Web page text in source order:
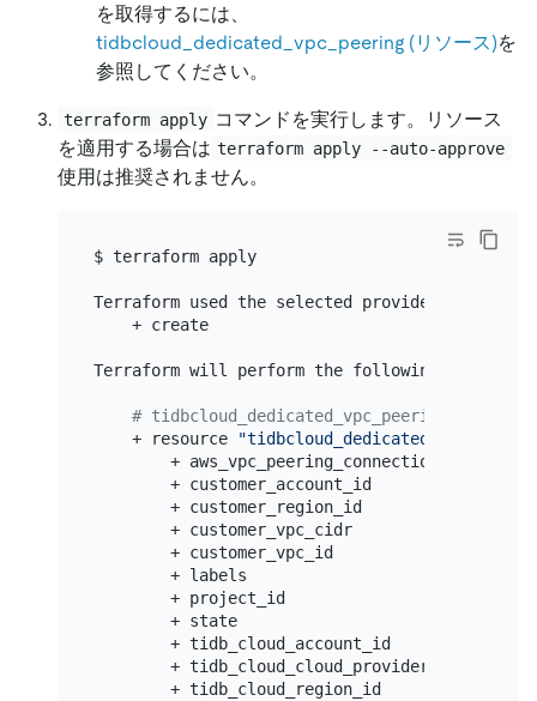
を取得するには、
tidbcloud_dedicated_vpc_peering (リソース)を
参照してください。
terraform apply コマンドを実行します。リソース
を適用する場合は terraform apply --auto-approve
使用は推奨されません。
$ terraform apply
Terraform used the selected providers to
    + create
Terraform will perform the following actions:
#
    + resource
+ aws_vpc_peering_connection_id =
        + customer_account_id           =
        + customer_region_id            =
        + customer_vpc_cidr             =
        + customer_vpc_id               =
+ labels                        =
+ project_id                    =
+ state                         =
+ tidb_cloud_account_id         =
+ tidb_cloud_cloud_provider     =
        + tidb_cloud_region_id          =